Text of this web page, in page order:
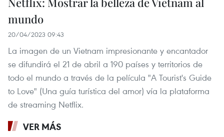
mundo
20/04/2023 09:43
La imagen de un Vietnam impresionante y encantador
se difundirá el 21 de abril a 190 países y territorios de
todo el mundo a través de la película "A Tourist's Guide
to Love" (Una guía turística del amor) vía la plataforma
de streaming Netflix.
VER MÁS